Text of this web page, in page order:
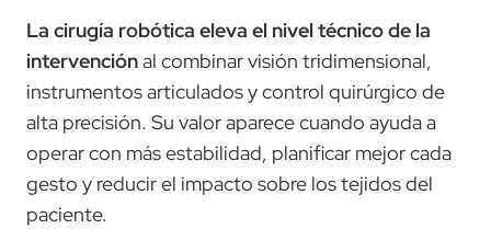
La cirugía robótica eleva el nivel técnico de la
intervenciónal combinar visión tridimensional,
instrumentos articulados y control quirúrgico de
alta precisión. Su valor aparece cuando ayuda a
operar con más estabilidad, planificar mejor cada
gesto y reducir el impacto sobre los tejidos del
paciente.